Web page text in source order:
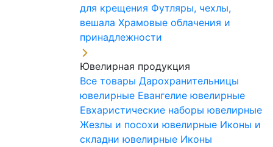
для крещения Футляры, чехлы,
вешала Храмовые облачения и
принадлежности
Ювелирная продукция
Все товары Дарохранительницы
ювелирные Евангелие ювелирные
Евхаристические наборы ювелирные
Жезлы и посохи ювелирные Иконы и
складни ювелирные Иконы